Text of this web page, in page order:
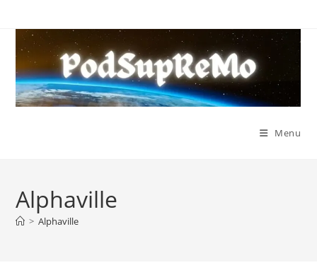
para
conteúdo
Menu
Alphaville
> Alphaville